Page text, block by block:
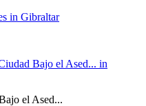
el Ased...